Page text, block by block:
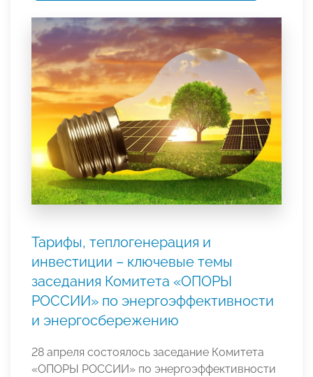
Тарифы, теплогенерация и
инвестиции – ключевые темы
заседания Комитета «ОПОРЫ
РОССИИ» по энергоэффективности
и энергосбережению
28 апреля состоялось заседание Комитета
«ОПОРЫ РОССИИ» по энергоэффективности